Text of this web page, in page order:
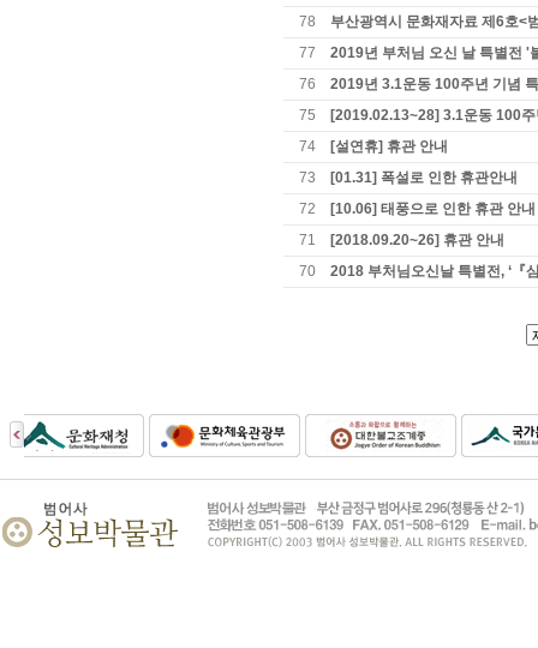
78
부산광역시 문화재자료 제6호<
77
2019년 부처님 오신 날 특별전 '
76
2019년 3.1운동 100주년 기념
75
[2019.02.13~28] 3.1운동 100
74
[설연휴] 휴관 안내
73
[01.31] 폭설로 인한 휴관안내
72
[10.06] 태풍으로 인한 휴관 안내
71
[2018.09.20~26] 휴관 안내
70
2018 부처님오신날 특별전, ‘『